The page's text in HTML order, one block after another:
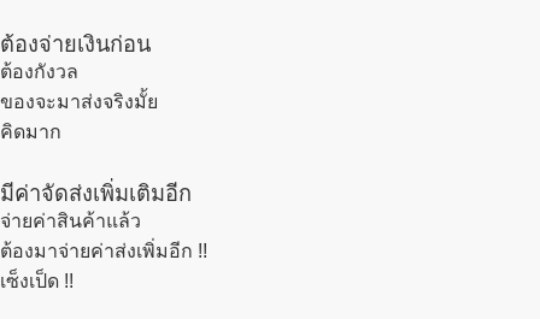
ต้องจ่ายเงินก่อน
ต้องกังวล
ของจะมาส่งจริงมั้ย
คิดมาก
มีค่าจัดส่งเพิ่มเติมอีก
จ่ายค่าสินค้าแล้ว
ต้องมาจ่ายค่าส่งเพิ่มอีก !!
เซ็งเป็ด !!